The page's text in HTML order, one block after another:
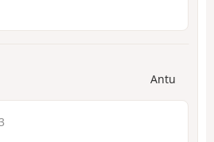
Antu